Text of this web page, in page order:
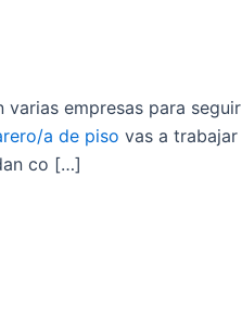
empresas para seguir
a de piso vas a trabajar
co […]